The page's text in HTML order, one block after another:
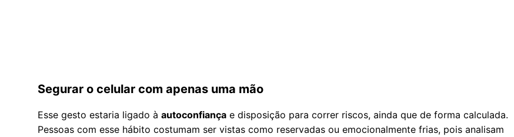
Segurar o celular com apenas uma mão
Esse gesto estaria ligado à autoconfiança e disposição para correr riscos, ainda que de forma calculada.
Pessoas com esse hábito costumam ser vistas como reservadas ou emocionalmente frias, pois analisam